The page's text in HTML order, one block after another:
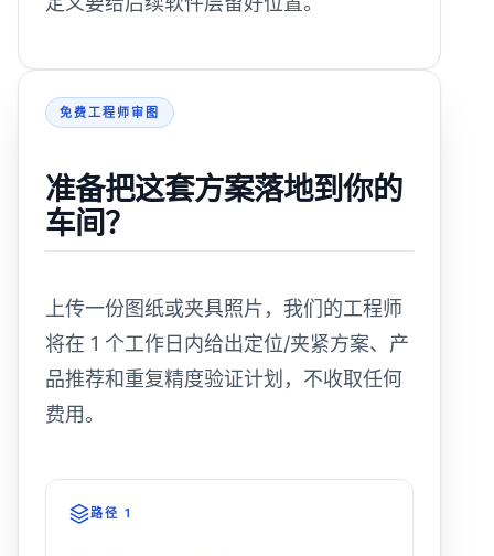
免费工程师审图
准备把这套方案落地到你的
车间？
上传一份图纸或夹具照片，我们的工程师
将在 1 个工作日内给出定位/夹紧方案、产
品推荐和重复精度验证计划，不收取任何
费用。
路径 1